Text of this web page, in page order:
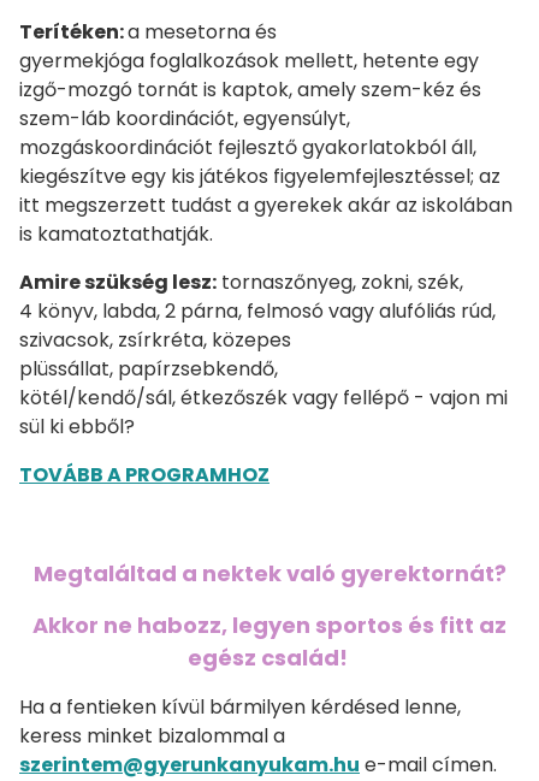
Terítéken:a mesetorna és
gyermekjóga foglalkozások mellett, hetente egy
izgő-mozgó tornát is kaptok, amely szem-kéz és
szem-láb koordinációt, egyensúlyt,
mozgáskoordinációt fejlesztő gyakorlatokból áll,
kiegészítve egy kis játékos figyelemfejlesztéssel; az
itt megszerzett tudást a gyerekek akár az iskolában
is kamatoztathatják.
Amire szükség lesz: tornaszőnyeg, zokni, szék,
4 könyv, labda, 2 párna, felmosó vagy alufóliás rúd,
szivacsok, zsírkréta, közepes
plüssállat, papírzsebkendő,
kötél/kendő/sál, étkezőszék vagy fellépő - vajon mi
sül ki ebből?
TOVÁBB A PROGRAMHOZ
Megtaláltad a nektek való gyerektornát?
Akkor ne habozz, legyen sportos és fitt az
egész család!
Ha a fentieken kívül bármilyen kérdésed lenne,
keress minket bizalommal a
szerintem@gyerunkanyukam.hu e-mail címen.